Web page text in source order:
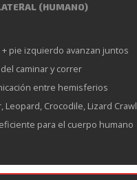
(HUMANO)
pie izquierdo avanzan juntos
caminar y correr
entre hemisferios
Leopard, Crocodile, Lizard Crawl
para el cuerpo humano